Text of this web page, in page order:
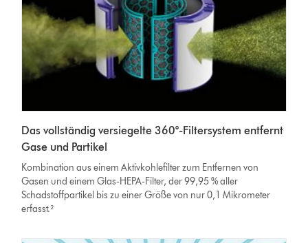
Das vollständig versiegelte 360°-Filtersystem entfernt
Gase und Partikel
Kombination aus einem Aktivkohlefilter zum Entfernen von
Gasen und einem Glas-HEPA-Filter, der 99,95 % aller
Schadstoffpartikel bis zu einer Größe von nur 0,1 Mikrometer
erfasst.²